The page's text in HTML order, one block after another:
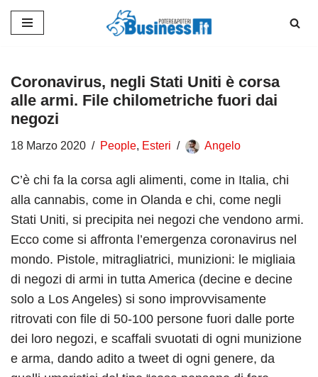
contenuto
Coronavirus, negli Stati Uniti è corsa
alle armi. File chilometriche fuori dai
negozi
18 Marzo 2020 People, Esteri Angelo
C’è chi fa la corsa agli alimenti, come in Italia, chi
alla cannabis, come in Olanda e chi, come negli
Stati Uniti, si precipita nei negozi che vendono armi.
Ecco come si affronta l’emergenza coronavirus nel
mondo. Pistole, mitragliatrici, munizioni: le migliaia
di negozi di armi in tutta America (decine e decine
solo a Los Angeles) si sono improvvisamente
ritrovati con file di 50-100 persone fuori dalle porte
dei loro negozi, e scaffali svuotati di ogni munizione
e arma, dando adito a tweet di ogni genere, da